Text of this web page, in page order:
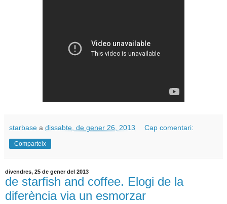
starbase a dissabte, de gener 26, 2013 Cap comentari:
Comparteix
divendres, 25 de gener del 2013
de starfish and coffee. Elogi de la
diferència via un esmorzar